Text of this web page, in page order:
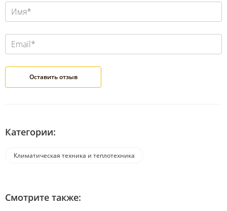
Категории:
Климатическая техника и теплотехника
Смотрите также: